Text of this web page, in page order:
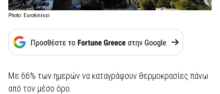
Photo: Eurokinissi
Με 66% των ημερών να καταγράφουν θερμοκρασίες πάνω
από τον μέσο όρο.